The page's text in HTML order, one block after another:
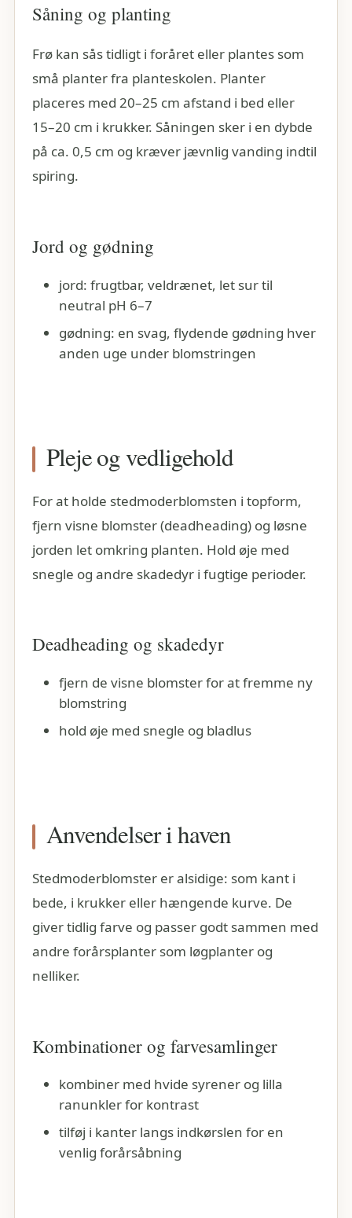
Såning og planting
Frø kan sås tidligt i foråret eller plantes som
små planter fra planteskolen. Planter
placeres med 20–25 cm afstand i bed eller
15–20 cm i krukker. Såningen sker i en dybde
på ca. 0,5 cm og kræver jævnlig vanding indtil
spiring.
Jord og gødning
jord: frugtbar, veldrænet, let sur til
neutral pH 6–7
gødning: en svag, flydende gødning hver
anden uge under blomstringen
Pleje og vedligehold
For at holde stedmoderblomsten i topform,
fjern visne blomster (deadheading) og løsne
jorden let omkring planten. Hold øje med
snegle og andre skadedyr i fugtige perioder.
Deadheading og skadedyr
fjern de visne blomster for at fremme ny
blomstring
hold øje med snegle og bladlus
Anvendelser i haven
Stedmoderblomster er alsidige: som kant i
bede, i krukker eller hængende kurve. De
giver tidlig farve og passer godt sammen med
andre forårsplanter som løgplanter og
nelliker.
Kombinationer og farvesamlinger
kombiner med hvide syrener og lilla
ranunkler for kontrast
tilføj i kanter langs indkørslen for en
venlig forårsåbning